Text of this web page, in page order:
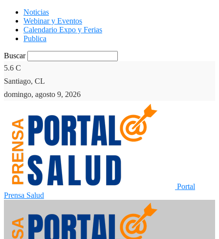
Noticias
Webinar y Eventos
Calendario Expo y Ferias
Publica
Buscar
5.6 C
Santiago, CL
domingo, agosto 9, 2026
Portal
Prensa Salud